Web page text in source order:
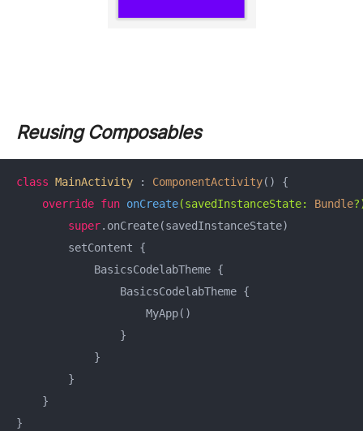
Reusing Composables
class MainActivity : ComponentActivity() {
override fun onCreate(savedInstanceState: Bundle
super.onCreate(savedInstanceState)
        setContent {
            BasicsCodelabTheme {
                BasicsCodelabTheme {
                    MyApp()
                }
            }
        }
    }
}